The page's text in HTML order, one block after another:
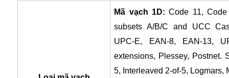
Mã vạch 1D:Code 11,
subsets A/B/C and UCC
UPC-E, EAN-8, EAN-13,
extensions, Plessey, Postnet.
5, Interleaved 2-of-5, Logmars,